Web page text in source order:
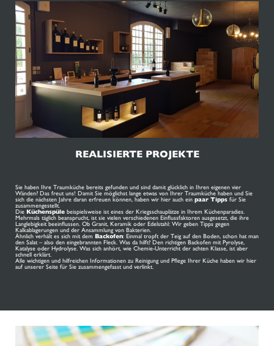
REALISIERTE PROJEKTE
Sie haben Ihre Traumküche bereits gefunden und sind damit glücklich in Ihren eigenen vier
Wänden? Das freut uns! Damit Sie möglichst lange etwas von Ihrer Traumküche haben und Sie
sich die nächsten Jahre daran erfreuen können, haben wir hier auch ein paar Tipps für Sie
zusammengestellt.
Die Küchenspüle beispielsweise ist eines der Kriegsschauplätze in Ihrem Küchenparadies.
Mehrmals täglich beansprucht, ist sie vielen verschiedenen Einflussfaktoren ausgesetzt, die ihre
Langlebigkeit beeinflussen. Ob Granit, Keramik oder Edelstahl: Wir geben Tipps gegen
Kalkablagerungen und der Ansammlung von Bakterien.
Ähnlich verhält es sich mit dem Backofen: Einmal tropft der Teig auf den Boden, schon hat man
den Salat – also den eingebrannten Fleck. Was da hilft? Den richtigen Backofen mit Pyrolyse,
Katalyse oder Hydrolyse. Was sich anhört, wie Chemie-Unterricht der achten Klasse, ist aber
schnell erklärt.
Alle wichtigen und hilfreichen Informationen zu Reinigung und Pflege Ihrer Küche haben wir hier
auf unserer Seite für Sie zusammengefasst und verlinkt.